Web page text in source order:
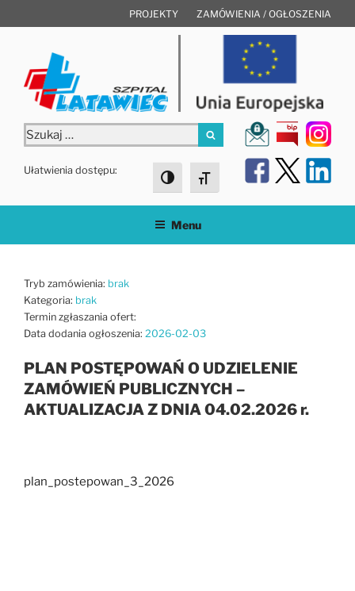
do
PROJEKTY ZAMÓWIENIA / OGŁOSZENIA
Szukaj:
Szukaj
Ułatwienia dostępu:
Toggle High Contrast
Toggle Font size
Menu
Tryb zamówienia: brak
Kategoria: brak
Termin zgłaszania ofert:
Data dodania ogłoszenia: 2026-02-03
PLAN POSTĘPOWAŃ O UDZIELENIE
ZAMÓWIEŃ PUBLICZNYCH –
AKTUALIZACJA Z DNIA 04.02.2026 r.
plan_postepowan_3_2026